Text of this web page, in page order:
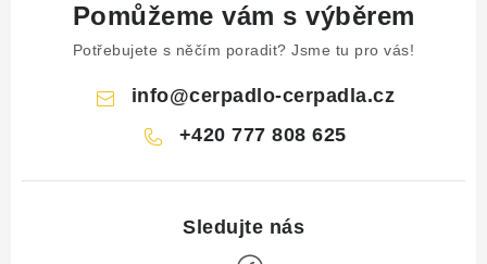
Pomůžeme vám s výběrem
Potřebujete s něčím poradit? Jsme tu pro vás!
info@cerpadlo-cerpadla.cz
+420 777 808 625